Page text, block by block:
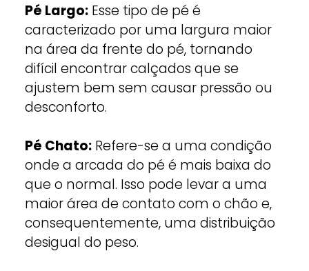
Pé Largo:Esse tipo de pé é
caracterizado por uma largura maior
na área da frente do pé, tornando
difícil encontrar calçados que se
ajustem bem sem causar pressão ou
desconforto.
Pé Chato:Refere-se a uma condição
onde a arcada do pé é mais baixa do
que o normal. Isso pode levar a uma
maior área de contato com o chão e,
consequentemente, uma distribuição
desigual do peso.